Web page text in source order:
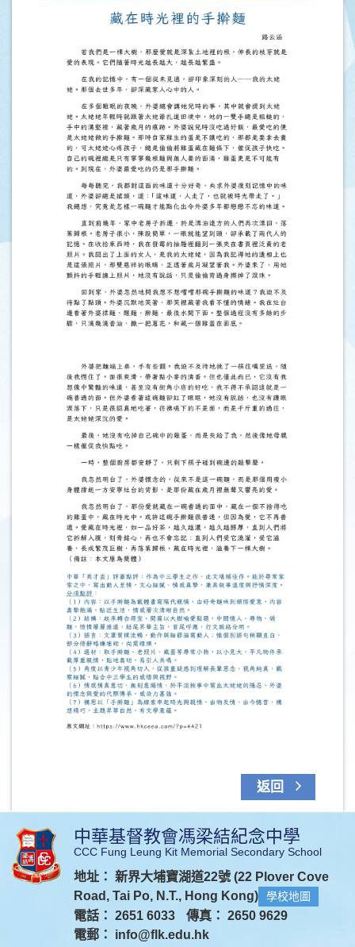
返回
中華基督教會馮梁結紀念中學
CCC Fung Leung Kit Memorial Secondary School
地址： 新界大埔寶湖道22號 (22 Plover Cove
Road, Tai Po, N.T., Hong Kong)
學校地圖
電話： 2651 6033
傳真： 2650 9629
電郵： info@flk.edu.hk